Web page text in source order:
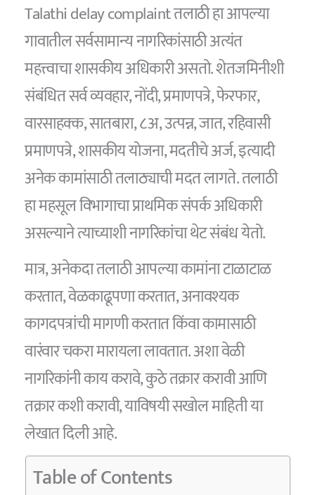
Talathi delay complaint तलाठी हा आपल्या
गावातील सर्वसामान्य नागरिकांसाठी अत्यंत
महत्त्वाचा शासकीय अधिकारी असतो. शेतजमिनीशी
संबंधित सर्व व्यवहार, नोंदी, प्रमाणपत्रे, फेरफार,
वारसाहक्क, सातबारा, ८अ, उत्पन्न, जात, रहिवासी
प्रमाणपत्रे, शासकीय योजना, मदतीचे अर्ज, इत्यादी
अनेक कामांसाठी तलाठ्याची मदत लागते. तलाठी
हा महसूल विभागाचा प्राथमिक संपर्क अधिकारी
असल्याने त्याच्याशी नागरिकांचा थेट संबंध येतो.
मात्र, अनेकदा तलाठी आपल्या कामांना टाळाटाळ
करतात, वेळकाढूपणा करतात, अनावश्यक
कागदपत्रांची मागणी करतात किंवा कामासाठी
वारंवार चकरा मारायला लावतात. अशा वेळी
नागरिकांनी काय करावे, कुठे तक्रार करावी आणि
तक्रार कशी करावी, याविषयी सखोल माहिती या
लेखात दिली आहे.
Table of Contents